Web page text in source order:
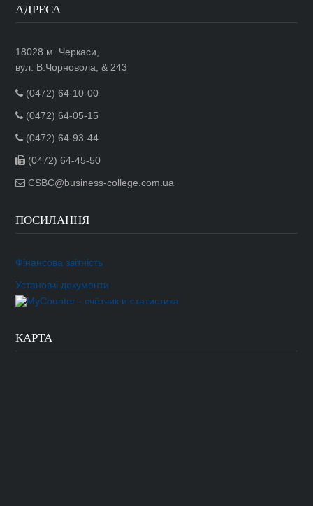
АДРЕСА
18028 м. Черкаси,
вул. В.Чорновола, & 243
(0472) 64-10-00
(0472) 64-05-15
(0472) 64-93-44
(0472) 64-45-50
CSBC@business-college.com.ua
ПОСИЛАННЯ
Фінансова звітність
Установчі документи
КАРТА